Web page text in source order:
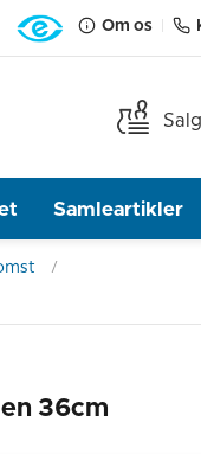
Om os
Salg
Samleartikler
36cm